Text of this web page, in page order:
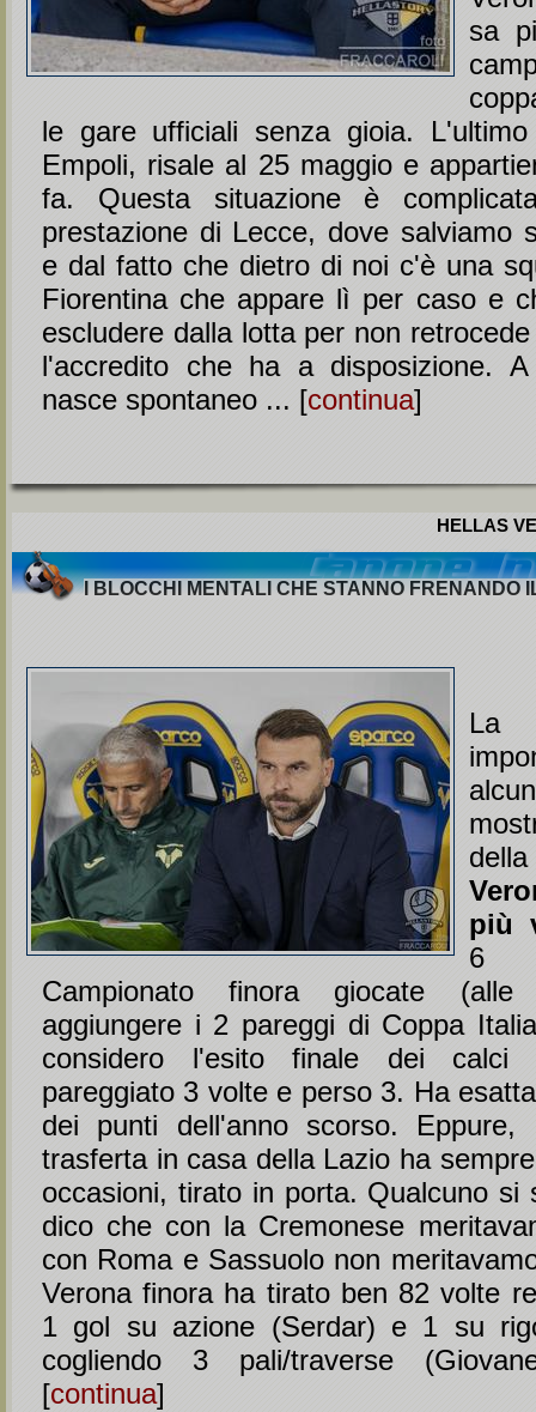
sa
le gare ufficiali senza gioia.
Empoli, risale al 25 maggio e
fa. Questa situazione è
prestazione di Lecce, dove salviamo
e dal fatto che dietro di noi c'è una
Fiorentina che appare lì per caso e
escludere dalla lotta per non
l'accredito che ha a disposizione.
nasce spontaneo ... [continua]
HELLAS
I BLOCCHI MENTALI CHE STANNO FRENANDO
La
più
6
Campionato finora giocate
aggiungere i 2 pareggi di Coppa
considero l'esito finale dei
pareggiato 3 volte e perso 3. Ha
dei punti dell'anno scorso. Eppure,
trasferta in casa della Lazio ha
occasioni, tirato in porta. Qualcuno si
dico che con la Cremonese
con Roma e Sassuolo non
Verona finora ha tirato ben 82 volte
1 gol su azione (Serdar) e 1 su
cogliendo 3 pali/traverse
[continua]